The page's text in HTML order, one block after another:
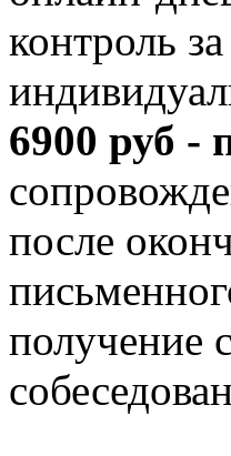
контроль
6900 руб -
после
получение